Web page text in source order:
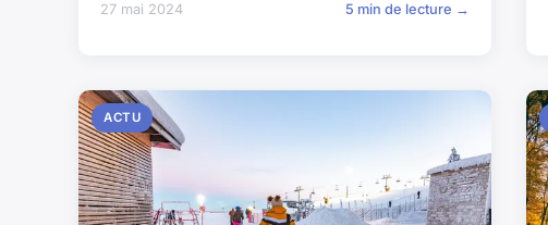
27 mai 2024 5 min de lecture →
ACTU